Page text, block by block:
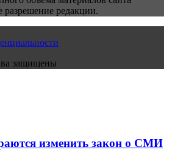
разрешение редакции.
защищены
изменить закон о СМИ